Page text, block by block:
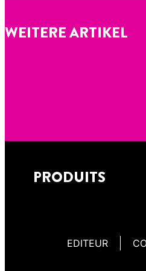
WEITERE ARTIKEL
PRODUITS
EDITEUR